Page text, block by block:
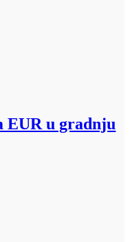
EUR u gradnju